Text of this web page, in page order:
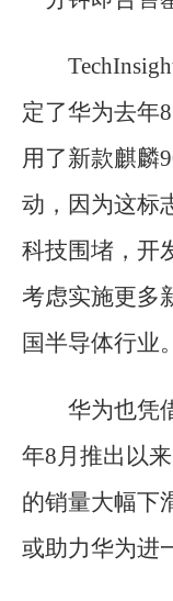
定了华为去年
用了新款麒麟
动，因为这标
科技围堵，开
考虑实施更多
国半导体行业。
华为也凭
年8月推出以
的销量大幅下
或助力华为进